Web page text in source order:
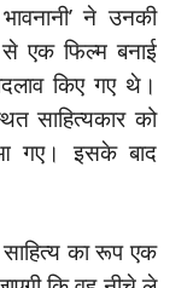
ने उनकी
से एक फिल्म बनाई
किए गए थे।
साहित्यकार को
गए। इसके बाद
का रूप एक